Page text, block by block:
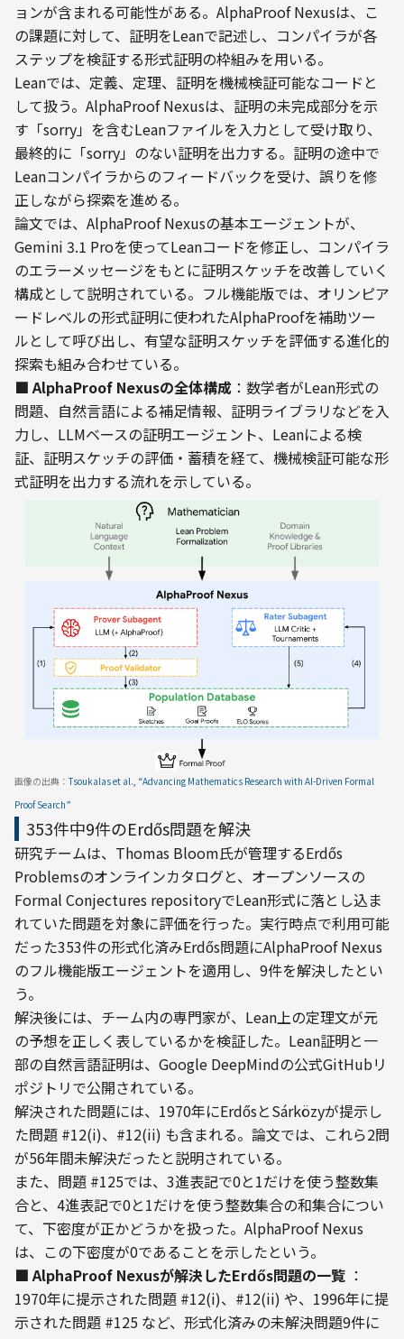
ョンが含まれる可能性がある。AlphaProof Nexusは、こ
の課題に対して、証明をLeanで記述し、コンパイラが各
ステップを検証する形式証明の枠組みを用いる。
Leanでは、定義、定理、証明を機械検証可能なコードと
して扱う。AlphaProof Nexusは、証明の未完成部分を示
す「sorry」を含むLeanファイルを入力として受け取り、
最終的に「sorry」のない証明を出力する。証明の途中で
Leanコンパイラからのフィードバックを受け、誤りを修
正しながら探索を進める。
論文では、AlphaProof Nexusの基本エージェントが、
Gemini 3.1 Proを使ってLeanコードを修正し、コンパイラ
のエラーメッセージをもとに証明スケッチを改善していく
構成として説明されている。フル機能版では、オリンピア
ードレベルの形式証明に使われたAlphaProofを補助ツー
ルとして呼び出し、有望な証明スケッチを評価する進化的
探索も組み合わせている。
■ AlphaProof Nexusの全体構成 ：数学者がLean形式の
問題、自然言語による補足情報、証明ライブラリなどを入
力し、LLMベースの証明エージェント、Leanによる検
証、証明スケッチの評価・蓄積を経て、機械検証可能な形
画像の出典：Tsoukalas et al., “Advancing Mathematics Research with AI-Driven Formal
Proof Search”
353件中9件のErdős問題を解決
研究チームは、Thomas Bloom氏が管理するErdős
Problemsのオンラインカタログと、オープンソースの
Formal Conjectures repositoryでLean形式に落とし込ま
れていた問題を対象に評価を行った。実行時点で利用可能
だった353件の形式化済みErdős問題にAlphaProof Nexus
のフル機能版エージェントを適用し、9件を解決したとい
う。
解決後には、チーム内の専門家が、Lean上の定理文が元
の予想を正しく表しているかを検証した。Lean証明と一
部の自然言語証明は、Google DeepMindの公式GitHubリ
ポジトリで公開されている。
解決された問題には、1970年にErdősとSárközyが提示し
た問題 #12(i)、#12(ii) も含まれる。論文では、これら2問
が56年間未解決だったと説明されている。
また、問題 #125では、3進表記で0と1だけを使う整数集
合と、4進表記で0と1だけを使う整数集合の和集合につい
て、下密度が正かどうかを扱った。AlphaProof Nexus
は、この下密度が0であることを示したという。
■ AlphaProof Nexusが解決したErdős問題の一覧 ：
1970年に提示された問題 #12(i)、#12(ii) や、1996年に提
示された問題 #125 など、形式化済みの未解決問題9件に